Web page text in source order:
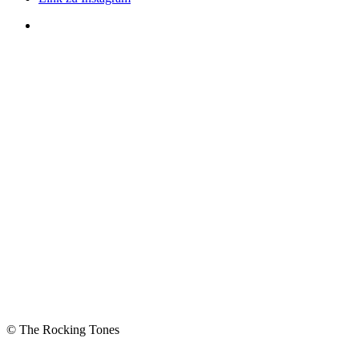
© The Rocking Tones